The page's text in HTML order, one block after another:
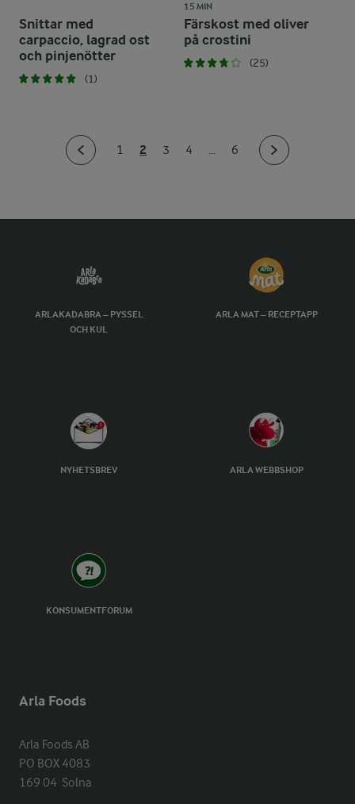
Snittar med
carpaccio, lagrad ost
och pinjenötter
(1)
15 MIN
Färskost med oliver
på crostini
(25)
1 2 3 4 ... 6
ARLAKADABRA – PYSSEL
OCH KUL
ARLA MAT – RECEPTAPP
NYHETSBREV ARLA WEBBSHOP
KONSUMENTFORUM
Arla Foods
Arla Foods AB
PO BOX 4083
169 04  Solna